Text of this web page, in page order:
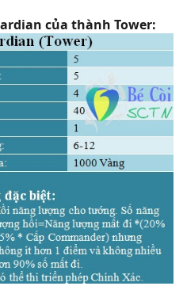
của thành Tower: